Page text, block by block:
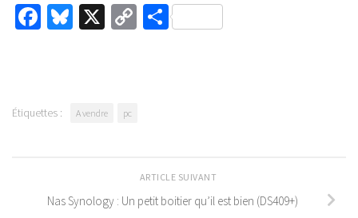
Facebook
Bluesky
X
CopyPartager
Étiquettes : A vendre pc
ARTICLE SUIVANT
Nas Synology : Un petit boitier qu’il est bien (DS409+)